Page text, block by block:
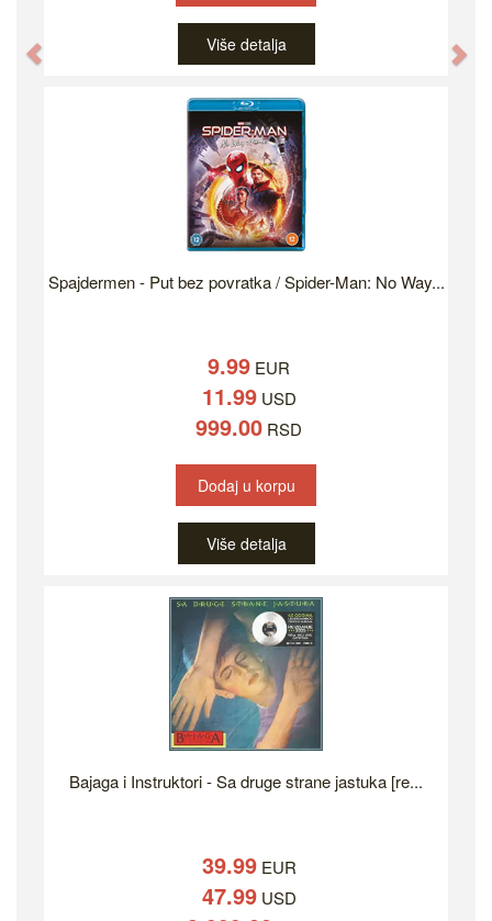
Više detalja
Spajdermen - Put bez povratka / Spider-Man: No Way...
9.99 EUR
11.99USD
999.00 RSD
Dodaj u korpu
Više detalja
Bajaga i Instruktori - Sa druge strane jastuka [re...
39.99EUR
47.99USD